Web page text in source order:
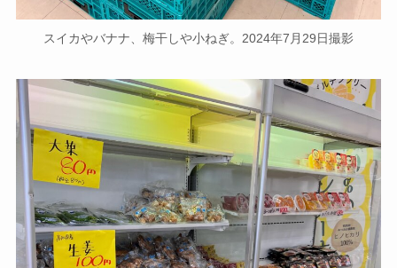
スイカやバナナ、梅干しや小ねぎ。2024年7月29日撮影